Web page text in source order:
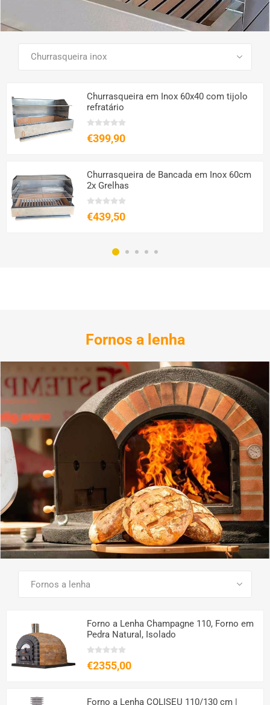
VER TODOS OS PRODUTOS
Churrasqueira em Inox 60x40 com tijolo
refratário
€399,90
Churrasqueira de Bancada em Inox 60cm
2x Grelhas
€439,50
Fornos a lenha
VER TODOS OS PRODUTOS
Forno a Lenha Champagne 110, Forno em
Pedra Natural, Isolado
€2355,00
Forno a Lenha COLISEU 110/130 cm |